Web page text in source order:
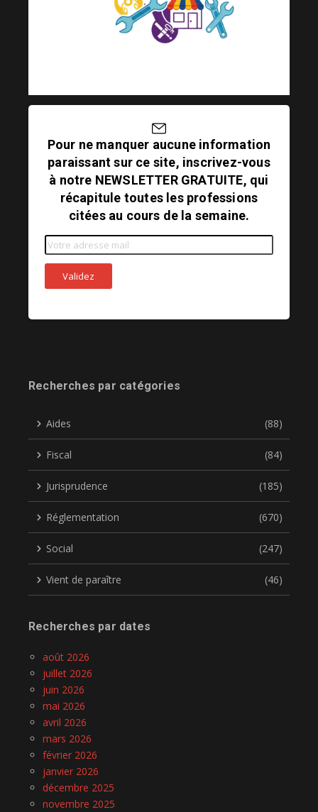
Pour ne manquer aucune information
paraissant sur ce site, inscrivez-vous
à notre NEWSLETTER GRATUITE, qui
récapitule toutes les professions
citées au cours de la semaine.
Recherches par catégories
Aides (88)
Fiscal (84)
Jurisprudence (185)
Réglementation (670)
Social (247)
Vient de paraître (46)
Recherches par dates
août 2026
juillet 2026
juin 2026
mai 2026
avril 2026
mars 2026
février 2026
janvier 2026
décembre 2025
novembre 2025